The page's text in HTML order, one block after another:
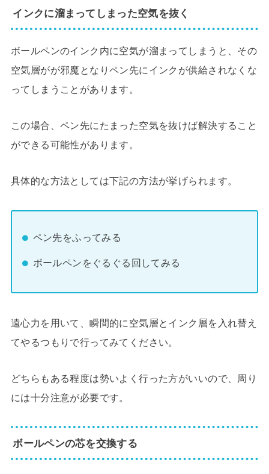
インクに溜まってしまった空気を抜く
ボールペンのインク内に空気が溜まってしまうと、その
空気層がが邪魔となりペン先にインクが供給されなくな
ってしまうことがあります。
この場合、ペン先にたまった空気を抜けば解決すること
ができる可能性があります。
具体的な方法としては下記の方法が挙げられます。
ペン先をふってみる
ボールペンをぐるぐる回してみる
遠心力を用いて、瞬間的に空気層とインク層を入れ替え
てやるつもりで行ってみてください。
どちらもある程度は勢いよく行った方がいいので、周り
には十分注意が必要です。
ボールペンの芯を交換する